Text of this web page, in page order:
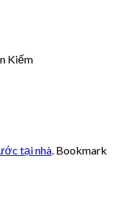
Kiếm
tại nhà . Bookmark